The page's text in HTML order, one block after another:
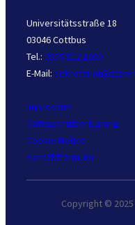
Universitätsstraße 18
03046 Cottbus
Tel.: 0355 612 1600
E-Mail:
Impressum
Datenschutzerklärung
Cookie Notice
Kontaktformular
Copyright ©